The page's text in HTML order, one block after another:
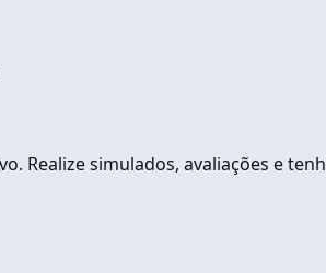
Realize simulados, avaliações e